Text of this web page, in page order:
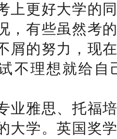
上更好大学的
，有些虽然考
屑的努力，现
不理想就给自
业雅思、托福
大学。英国奖